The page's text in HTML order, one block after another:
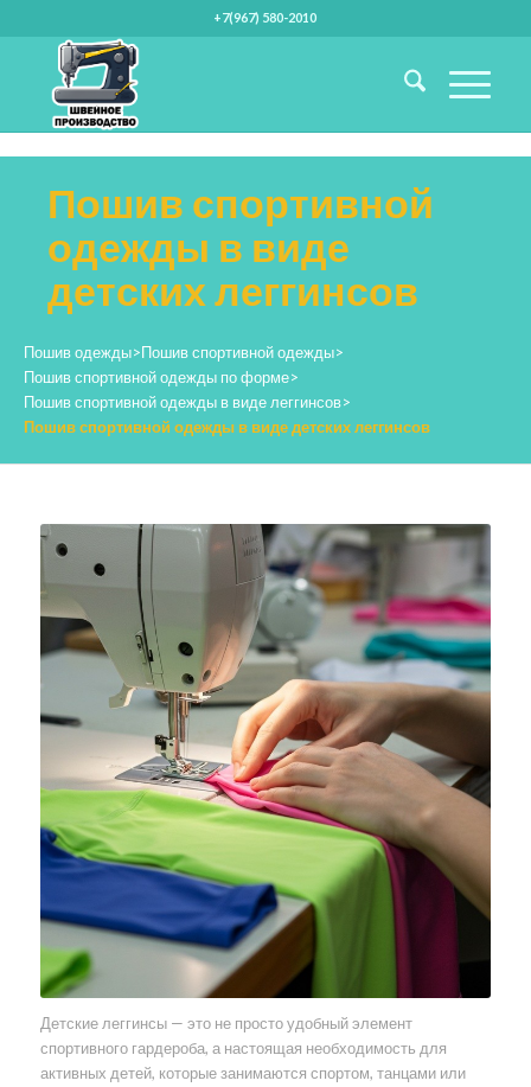
+7(967) 580-2010
Пошив спортивной
одежды в виде
детских леггинсов
Пошив одежды>Пошив спортивной одежды>
Пошив спортивной одежды по форме>
Пошив спортивной одежды в виде леггинсов>
Пошив спортивной одежды в виде детских леггинсов
Детские леггинсы — это не просто удобный элемент
спортивного гардероба, а настоящая необходимость для
активных детей, которые занимаются спортом, танцами или